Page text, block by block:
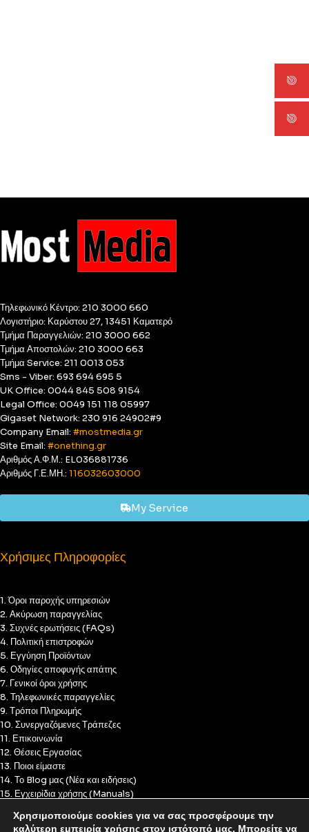
Τηλεφωνικό Κέντρο: 210 3000 660
Λογιστήριο: Καρύστου 27, 13451 Καματερό
Τμήμα Παραγγελιών: 210 3000 662
Τμήμα Αποστολών: 210 3000 663
Τμήμα Service: 211 0013 053
Sms - Viber: 693 694 695 5
UK Office: 0044 845 508 9154
Legal Office: 0049 151 118 05997
Gigaset Network: 230 916 24902#9
Company Email: #mostmedia.gr
Site Email: #onething.gr
Αριθμός Α.Φ.Μ.: EL036881736
Αριθμός Γ.Ε.ΜΗ.: 116032603000
My Service
Χρήσιμες Πληροφορίες
1. Όροι παροχής υπηρεσιών
2. Ακύρωση παραγγελίας
3. Συχνές ερωτήσεις (FAQs)
4. Πολιτική επιστροφών
5. Εγγύηση Προϊόντων
6. Οδηγίες αποφυγής απάτης
7. Γενικοί όροι χρήσης
8. Τηλεφωνικές παραγγελίες
9. Τρόποι Πληρωμής
10. Συνεργαζόμενες Τράπεζες
11. Επικοινωνία
12. Θέσεις Εργασίας
13. Ποιοι είμαστε
14. Το Blog μας (Νέα και ειδήσεις)
15. Εγχειρίδια χρήσης (Manuals)
17. Πολιτική Cookies
Χρησιμοποιούμε cookies για να σας προσφέρουμε την
καλύτερη εμπειρία χρήσης στον ιστότοπό μας. Μπορείτε να